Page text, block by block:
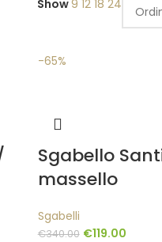
Show9121824
-65%
Sgabello
massello
Sgabelli
€340.00 €119.00